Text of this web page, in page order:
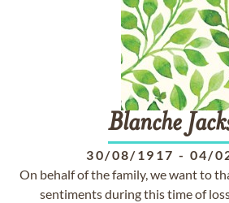
Blanche
30/08/1917 - 04/
On behalf of the family, we want to
sentiments during this time of